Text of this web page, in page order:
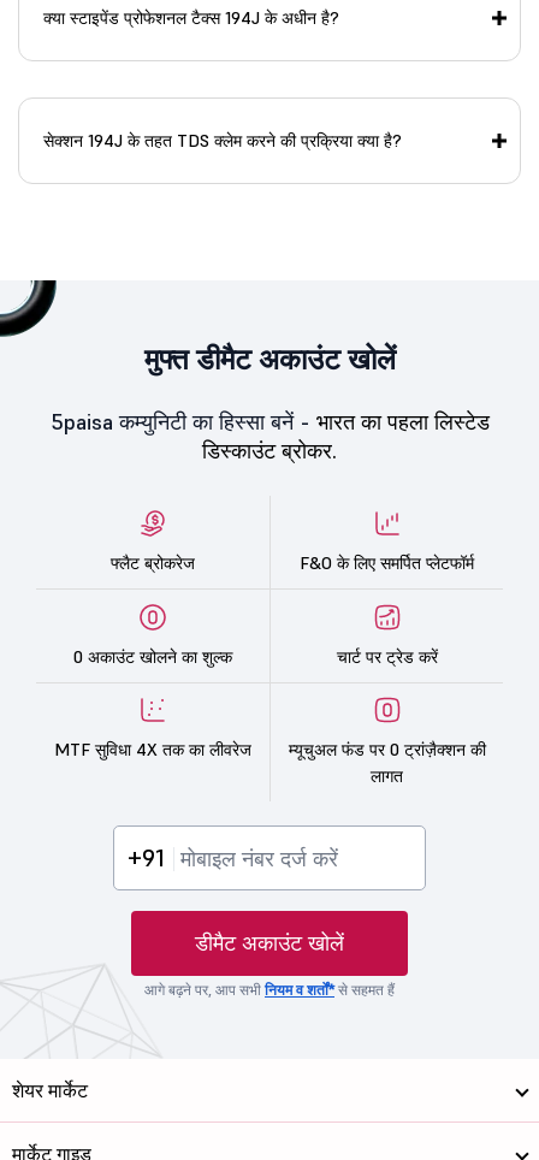
क्या स्टाइपेंड प्रोफेशनल टैक्स 194J के अधीन है?
सेक्शन 194J के तहत TDS क्लेम करने की प्रक्रिया क्या है?
मुफ्त डीमैट अकाउंट खोलें
5paisa कम्युनिटी का हिस्सा बनें - भारत का पहला लिस्टेड
डिस्काउंट ब्रोकर.
फ्लैट ब्रोकरेज F&O के लिए समर्पित प्लेटफॉर्म
0 अकाउंट खोलने का शुल्क चार्ट पर ट्रेड करें
MTF सुविधा 4X तक का लीवरेज
म्यूचुअल फंड पर 0 ट्रांज़ैक्शन की
लागत
+91
डीमैट अकाउंट खोलें
आगे बढ़ने पर, आप सभीनियम व शर्तों*से सहमत हैं
शेयर मार्केट
मार्केट गाइड